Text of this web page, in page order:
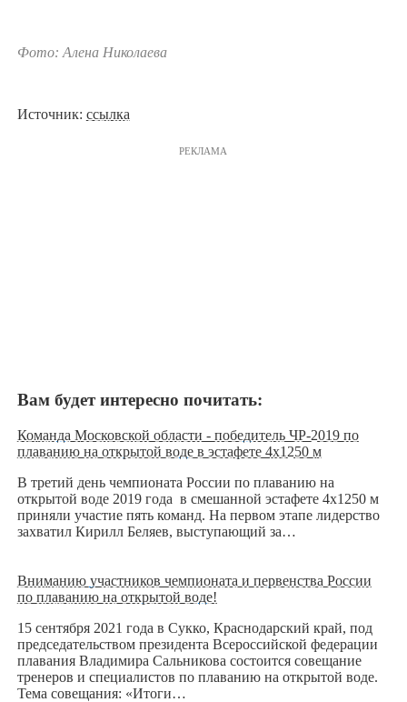
Фото: Алена Николаева
Источник: ссылка
РЕКЛАМА
Вам будет интересно почитать:
Команда Московской области - победитель ЧР-2019 по
плаванию на открытой воде в эстафете 4х1250 м
В третий день чемпионата России по плаванию на
открытой воде 2019 года в смешанной эстафете 4х1250 м
приняли участие пять команд. На первом этапе лидерство
захватил Кирилл Беляев, выступающий за…
Вниманию участников чемпионата и первенства России
по плаванию на открытой воде!
15 сентября 2021 года в Сукко, Краснодарский край, под
председательством президента Всероссийской федерации
плавания Владимира Сальникова состоится совещание
тренеров и специалистов по плаванию на открытой воде.
Тема совещания: «Итоги…